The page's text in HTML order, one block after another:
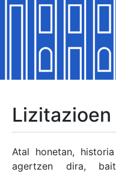
Erakutsi/Ezkutatu
Erakutsi/Ezkutatu
Erakutsi/Ezkutatu
Erakutsi/Ezkutatu
Atal honetan,
agertzen dira,